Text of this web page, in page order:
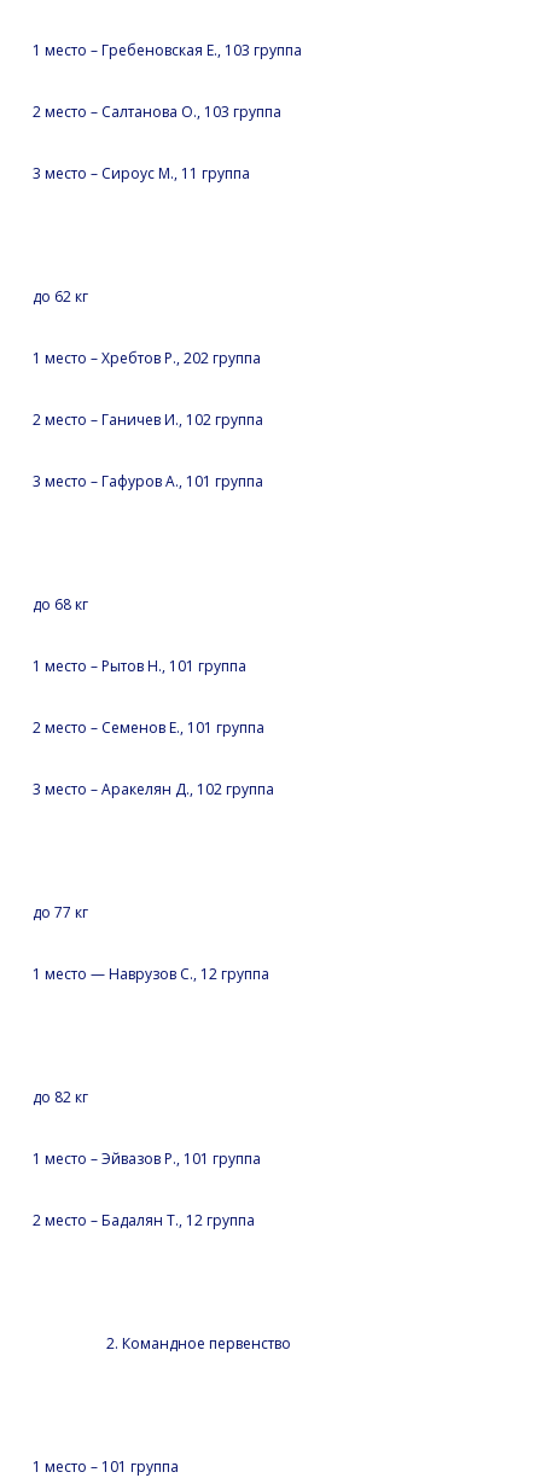
1 место – Гребеновская Е., 103 группа
2 место – Салтанова О., 103 группа
3 место – Сироус М., 11 группа
до 62 кг
1 место – Хребтов Р., 202 группа
2 место – Ганичев И., 102 группа
3 место – Гафуров А., 101 группа
до 68 кг
1 место – Рытов Н., 101 группа
2 место – Семенов Е., 101 группа
3 место – Аракелян Д., 102 группа
до 77 кг
1 место — Наврузов С., 12 группа
до 82 кг
1 место – Эйвазов Р., 101 группа
2 место – Бадалян Т., 12 группа
2. Командное первенство
1 место – 101 группа